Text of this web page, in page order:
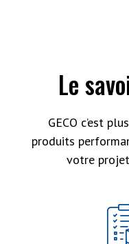
Le
GECO c’est
produits
votre